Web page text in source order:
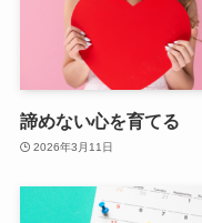
諦めない心を育てる
2026年3月11日